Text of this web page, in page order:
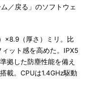
／戻る」のソフトウェ
×8.9（厚さ）ミリ。比
ット感を高めた。IPX5
拠した防塵性能を備え
載。CPUは1.4GHz駆動